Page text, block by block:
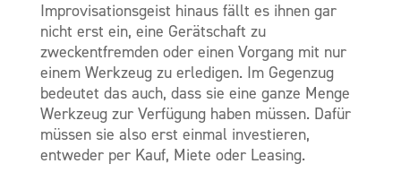
Improvisationsgeist hinaus fällt es ihnen gar
nicht erst ein, eine Gerätschaft zu
zweckentfremden oder einen Vorgang mit nur
einem Werkzeug zu erledigen. Im Gegenzug
bedeutet das auch, dass sie eine ganze Menge
Werkzeug zur Verfügung haben müssen. Dafür
müssen sie also erst einmal investieren,
entweder per Kauf, Miete oder Leasing.